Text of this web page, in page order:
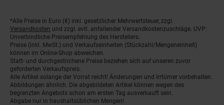
Fußnoten
*Alle Preise in Euro (€) inkl. gesetzlicher Mehrwertsteuer, zzgl.
Versandkosten und zzgl. evtl. anfallender Versandkostenzuschläge. UVP:
Unverbindliche Preisempfehlung des Herstellers.
Preise (inkl. MwSt.) und Verkaufseinheiten (Stückzahl/Mengeneinheit)
können im Online-Shop abweichen.
Statt- und durchgestrichene Preise beziehen sich auf unseren zuvor
geforderten Verkaufspreis.
Alle Artikel solange der Vorrat reicht! Änderungen und Irrtümer vorbehalten.
Abbildungen ähnlich. Die abgebildeten Artikel können wegen des
begrenzten Angebots schon am ersten Tag ausverkauft sein.
Abgabe nur in haushaltsüblichen Mengen!